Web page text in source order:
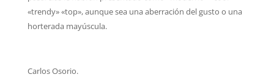
«trendy» «top», aunque sea una aberración del gusto o una
horterada mayúscula.
Carlos Osorio.